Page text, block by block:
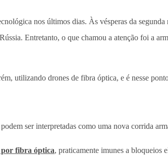
nos últimos dias. Às vésperas da
Entretanto, o que chamou a atenção foi a
utilizando drones de fibra óptica, e é nesse
ser interpretadas como uma nova corrida
por fibra óptica, praticamente imunes a bloqueios